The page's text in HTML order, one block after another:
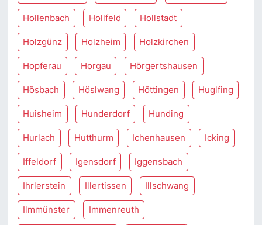
Hollenbach Hollfeld Hollstadt
Holzgünz Holzheim Holzkirchen
Hopferau Horgau Hörgertshausen
Hösbach Höslwang Höttingen Huglfing
Huisheim Hunderdorf Hunding
Hurlach Hutthurm Ichenhausen Icking
Iffeldorf Igensdorf Iggensbach
Ihrlerstein Illertissen Illschwang
Ilmmünster Immenreuth